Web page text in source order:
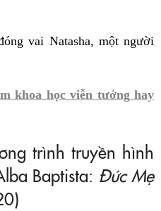
vai Natasha, một người
khoa học viễn tưởng hay
trình truyền hình
Baptista: Đức Mẹ